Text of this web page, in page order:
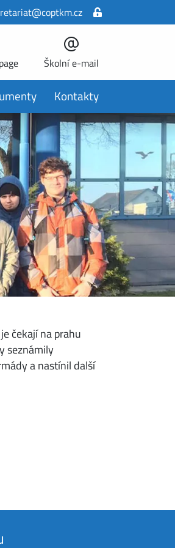
Školní e-mail
Kontakty
čekají na prahu
seznámily
a nastínil další